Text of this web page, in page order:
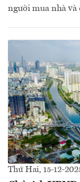
người mua nhà và
Thứ Hai, 15-12-